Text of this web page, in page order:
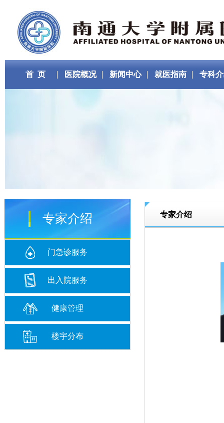
首 页 医院概况 新闻中心 就医指南 专科
专家介绍
门急诊服务
出入院服务
健康管理
楼宇分布
专家介绍